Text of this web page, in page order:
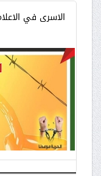
الاسرى في